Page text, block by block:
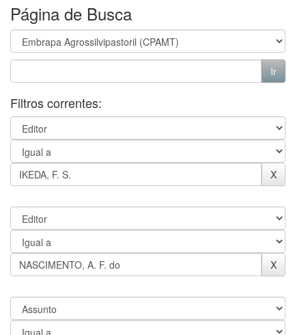
Página de Busca
Filtros correntes: